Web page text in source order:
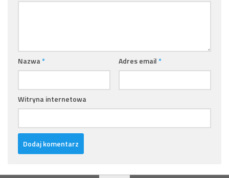
Nazwa* Adres email*
Witryna internetowa